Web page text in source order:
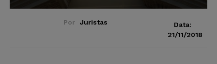
Por Juristas
Data:
21/11/2018